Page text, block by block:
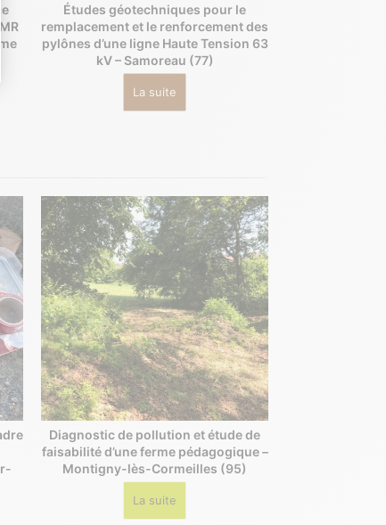
Études géotechniques pour le
remplacement et le renforcement des
pylônes d’une ligne Haute Tension 63
kV – Samoreau (77)
La suite
Diagnostic de pollution et étude de
faisabilité d’une ferme pédagogique –
Montigny-lès-Cormeilles (95)
La suite
de réaliser des campagnes de pub via un système d’annonces